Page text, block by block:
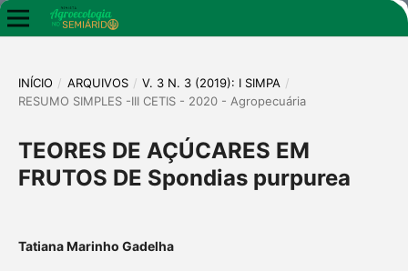
INÍCIO / ARQUIVOS / V. 3 N. 3 (2019): I SIMPA /
RESUMO SIMPLES -III CETIS - 2020 - Agropecuária
TEORES DE AÇÚCARES EM
FRUTOS DE Spondias purpurea
Tatiana Marinho Gadelha